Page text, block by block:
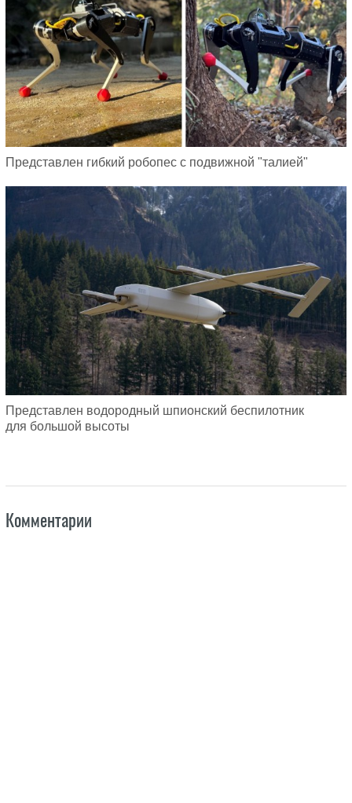
Представлен гибкий робопес с подвижной "талией"
Представлен водородный шпионский беспилотник
для большой высоты
Комментарии